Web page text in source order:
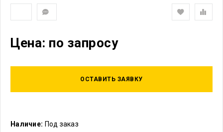
Наличие: Под заказ
Цена: по запросу
ОСТАВИТЬ ЗАЯВКУ